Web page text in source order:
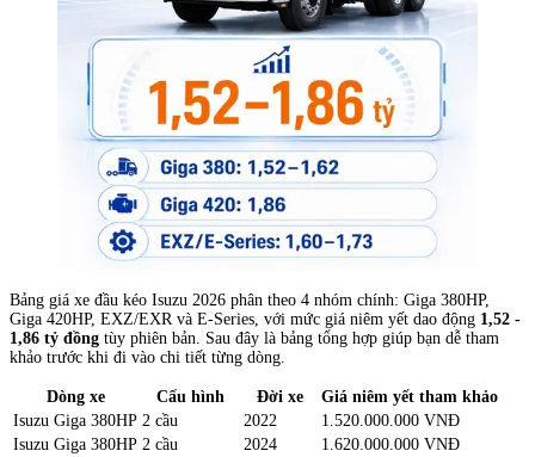
Bảng giá xe đầu kéo Isuzu 2026 phân theo 4 nhóm chính: Giga 380HP,
Giga 420HP, EXZ/EXR và E-Series, với mức giá niêm yết dao động 1,52 -
1,86 tỷ đồng tùy phiên bản. Sau đây là bảng tổng hợp giúp bạn dễ tham
khảo trước khi đi vào chi tiết từng dòng.
Dòng xe Cấu hình Đời xe
Giá niêm yết tham khảo
Isuzu Giga 380HP 2 cầu 2022
1.520.000.000 VNĐ
Isuzu Giga 380HP 2 cầu 2024
1.620.000.000 VNĐ